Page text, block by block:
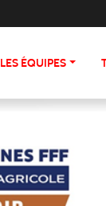
LES ÉQUIPES